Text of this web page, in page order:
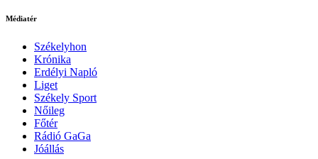
Médiatér
Székelyhon
Krónika
Erdélyi Napló
Liget
Székely Sport
Nőileg
Főtér
Rádió GaGa
Jóállás